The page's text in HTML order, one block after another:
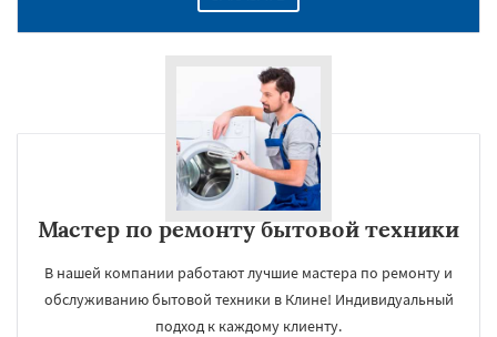
Мастер по ремонту бытовой техники
В нашей компании работают лучшие мастера по ремонту и
обслуживанию бытовой техники в Клине! Индивидуальный
подход к каждому клиенту.